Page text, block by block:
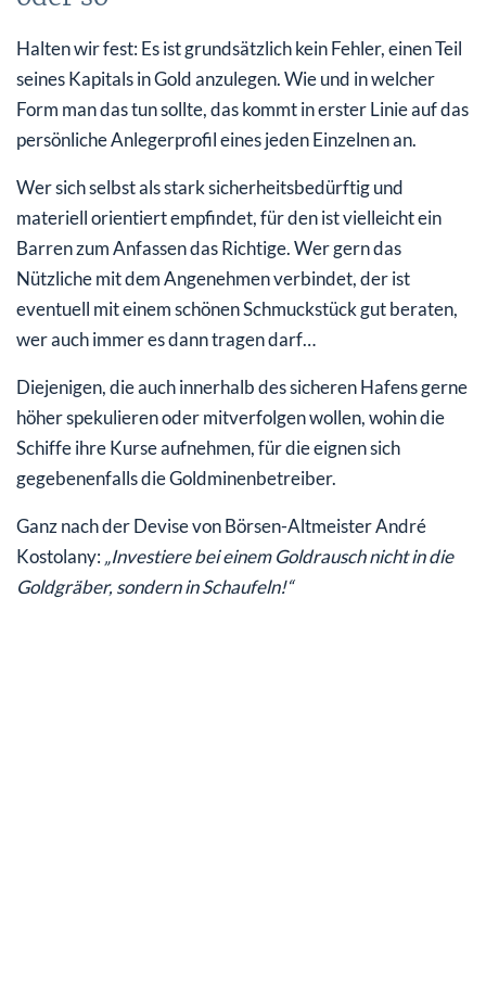
Halten wir fest: Es ist grundsätzlich kein Fehler, einen Teil
seines Kapitals in Gold anzulegen. Wie und in welcher
Form man das tun sollte, das kommt in erster Linie auf das
persönliche Anlegerprofil eines jeden Einzelnen an.
Wer sich selbst als stark sicherheitsbedürftig und
materiell orientiert empfindet, für den ist vielleicht ein
Barren zum Anfassen das Richtige. Wer gern das
Nützliche mit dem Angenehmen verbindet, der ist
eventuell mit einem schönen Schmuckstück gut beraten,
wer auch immer es dann tragen darf…
Diejenigen, die auch innerhalb des sicheren Hafens gerne
höher spekulieren oder mitverfolgen wollen, wohin die
Schiffe ihre Kurse aufnehmen, für die eignen sich
gegebenenfalls die Goldminenbetreiber.
Ganz nach der Devise von Börsen-Altmeister André
Kostolany: „Investiere bei einem Goldrausch nicht in die
Goldgräber, sondern in Schaufeln!“